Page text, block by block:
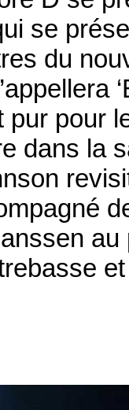
se
du
pour
dans la